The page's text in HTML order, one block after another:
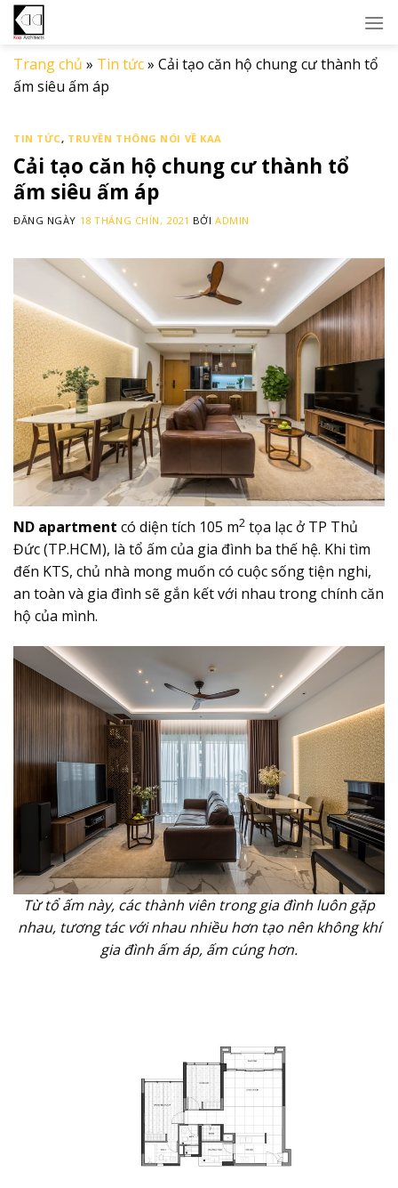
Skip
content
Trang chủ » Tin tức» Cải tạo căn hộ chung cư thành tổ
ấm siêu ấm áp
TIN TỨC, TRUYỀN THÔNG NÓI VỀ KAA
Cải tạo căn hộ chung cư thành tổ
ấm siêu ấm áp
ĐĂNG NGÀY 18 THÁNG CHÍN, 2021 BỞIADMIN
ND apartment có diện tích 105 m2 tọa lạc ở TP Thủ
Đức (TP.HCM), là tổ ấm của gia đình ba thế hệ. Khi tìm
đến KTS, chủ nhà mong muốn có cuộc sống tiện nghi,
an toàn và gia đình sẽ gắn kết với nhau trong chính căn
hộ của mình.
Từ tổ ấm này, các thành viên trong gia đình luôn gặp
nhau, tương tác với nhau nhiều hơn tạo nên không khí
gia đình ấm áp, ấm cúng hơn.